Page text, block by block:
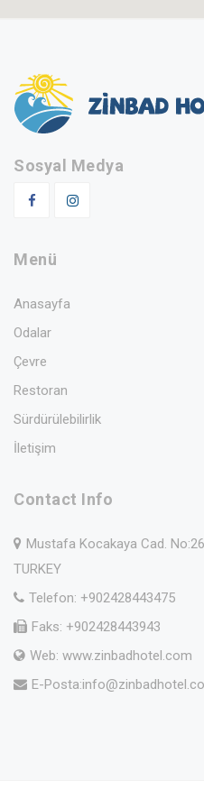
Sosyal Medya
Menü
Anasayfa
Odalar
Çevre
Restoran
Sürdürülebilirlik
İletişim
Contact Info
Mustafa Kocakaya Cad.
TURKEY
Telefon: +902428443475
Faks: +902428443943
Web: www.zinbadhotel.com
E-Posta: